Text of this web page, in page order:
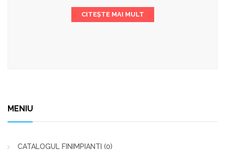
CITEȘTE MAI MULT
MENIU
CATALOGUL FINIMPIANTI (0)